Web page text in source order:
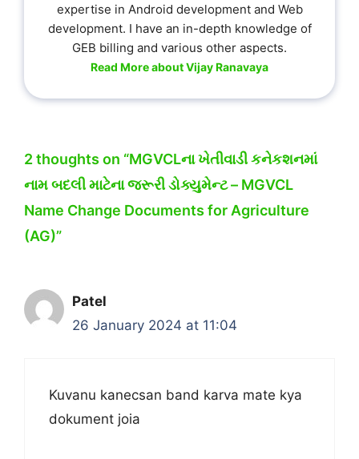
expertise in Android development and Web
development. I have an in-depth knowledge of
GEB billing and various other aspects.
Read More about Vijay Ranavaya
2 thoughts on “MGVCLના ખેતીવાડી કનેકશનમાં
નામ બદલી માટેના જરૂરી ડોક્યુમેન્ટ – MGVCL
Name Change Documents for Agriculture
(AG)”
Patel
26 January 2024 at 11:04
Kuvanu kanecsan band karva mate kya
dokument joia